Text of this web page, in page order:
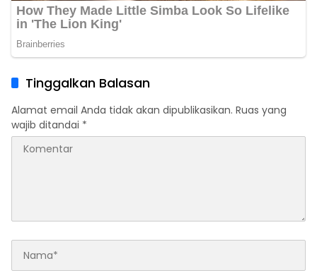
Tinggalkan Balasan
Alamat email Anda tidak akan dipublikasikan. Ruas yang
wajib ditandai *